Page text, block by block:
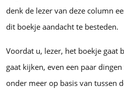
denk de lezer van deze column
dit boekje aandacht te besteden.
Voordat u, lezer, het boekje gaat
gaat kijken, even een paar
onder meer op basis van tussen